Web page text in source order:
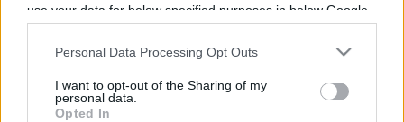
use your data for below specified purposes in below Google
consent section.
Personal Data Processing Opt Outs
I want to opt-out of the Sharing of my
personal data.
Opted In